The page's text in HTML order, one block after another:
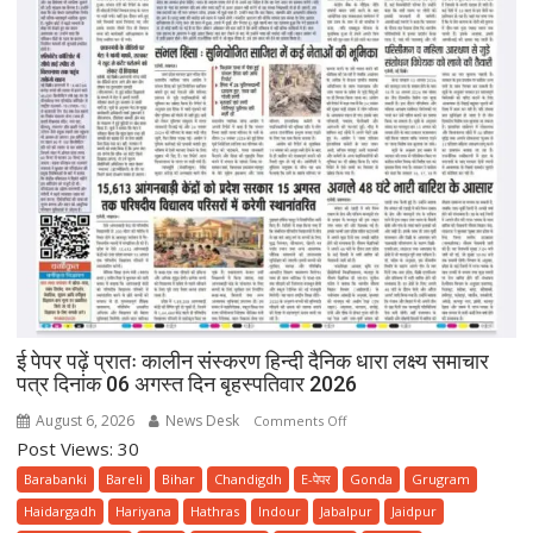
ई पेपर पढ़ें प्रातः कालीन संस्करण हिन्दी दैनिक धारा लक्ष्य समाचार
पत्र दिनांक 06 अगस्त दिन बृहस्पतिवार 2026
August 6, 2026 News Desk Comments Offon
पेपर
पढ़ें
प्रातः
Post Views: 30
Barabanki Bareli Bihar Chandigdh E-पेपर Gonda
Grugram
Haidargadh
Hariyana Hathras Indour Jabalpur
Jaidpur